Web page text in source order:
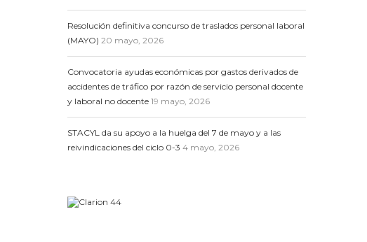
Resolución definitiva concurso de traslados personal laboral
(MAYO) 20 mayo, 2026
Convocatoria ayudas económicas por gastos derivados de
accidentes de tráfico por razón de servicio personal docente
y laboral no docente 19 mayo, 2026
STACYL da su apoyo a la huelga del 7 de mayo y a las
reivindicaciones del ciclo 0-3 4 mayo, 2026